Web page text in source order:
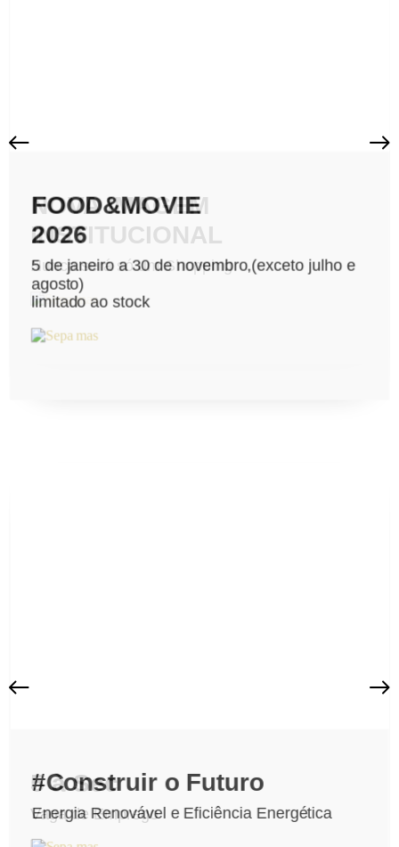
NOVA IMAGEM
INSTITUCIONAL
Nunca será só um Shopping
FOOD&MOVIE
2026
5 de janeiro a 30 de novembro,(exceto julho e
agosto)
limitado ao stock
5 à Sec
Vaga de Emprego
#Construir o Futuro
Energia Renovável e Eficiência Energética